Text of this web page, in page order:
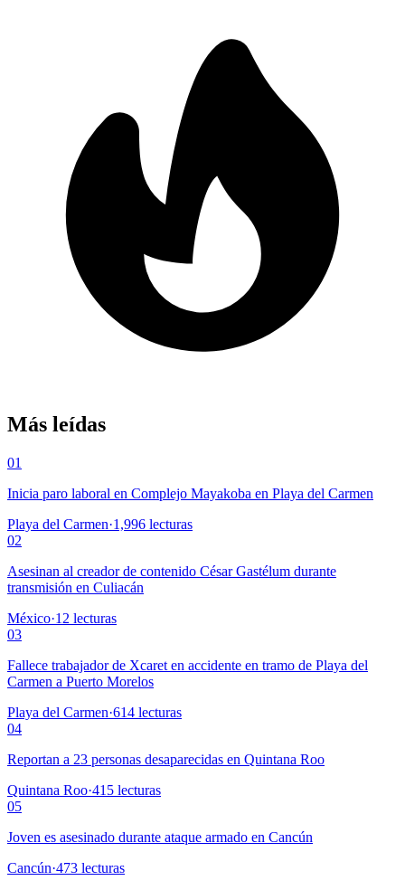
Más leídas
01
Inicia paro laboral en Complejo Mayakoba en Playa del Carmen
Playa del Carmen·1,996 lecturas
02
Asesinan al creador de contenido César Gastélum durante
transmisión en Culiacán
México·12 lecturas
03
Fallece trabajador de Xcaret en accidente en tramo de Playa del
Carmen a Puerto Morelos
Playa del Carmen·614 lecturas
04
Reportan a 23 personas desaparecidas en Quintana Roo
Quintana Roo·415 lecturas
05
Joven es asesinado durante ataque armado en Cancún
Cancún·473 lecturas